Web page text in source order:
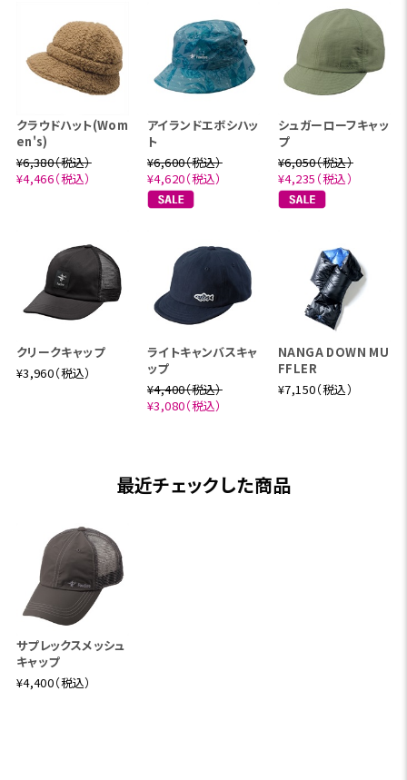
クラウドハット(Wom
en's)
¥6,380（税込）
¥4,466（税込）
アイランドエボシハッ
ト
¥6,600（税込）
¥4,620（税込）
シュガーローフキャッ
プ
¥6,050（税込）
¥4,235（税込）
クリークキャップ
¥3,960（税込）
ライトキャンバスキャ
ップ
¥4,400（税込）
¥3,080（税込）
NANGA DOWN MU
FFLER
¥7,150（税込）
最近チェックした商品
サプレックスメッシュ
キャップ
¥4,400（税込）